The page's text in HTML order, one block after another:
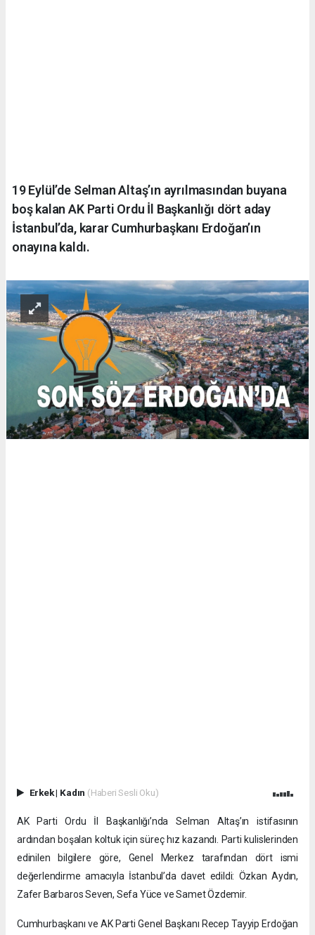
19 Eylül’de Selman Altaş’ın ayrılmasından buyana
boş kalan AK Parti Ordu İl Başkanlığı dört aday
İstanbul’da, karar Cumhurbaşkanı Erdoğan’ın
onayına kaldı.
Erkek| Kadın (Haberi Sesli Oku)
AK Parti Ordu İl Başkanlığı’nda Selman Altaş’ın istifasının
ardından boşalan koltuk için süreç hız kazandı. Parti kulislerinden
edinilen bilgilere göre, Genel Merkez tarafından dört ismi
değerlendirme amacıyla İstanbul’da davet edildi: Özkan Aydın,
Zafer Barbaros Seven, Sefa Yüce ve Samet Özdemir.
Cumhurbaşkanı ve AK Parti Genel Başkanı Recep Tayyip Erdoğan